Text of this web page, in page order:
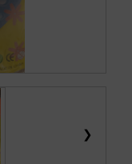
❯